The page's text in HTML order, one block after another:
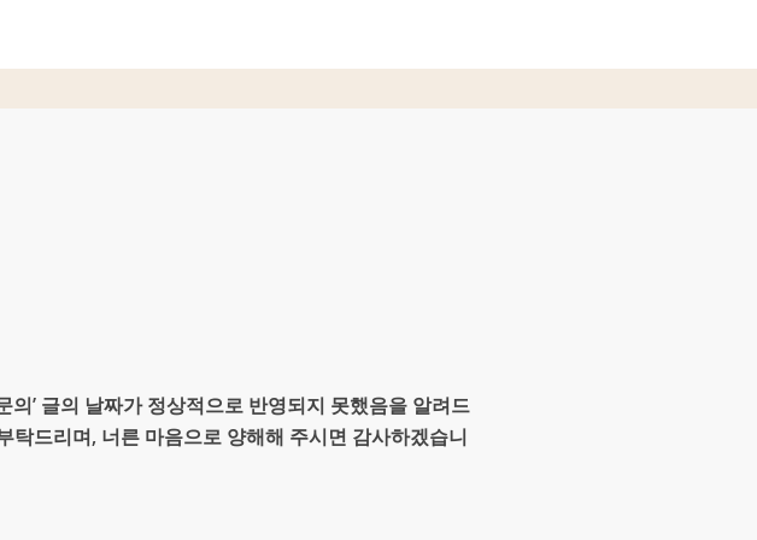
의’ 글의 날짜가 정상적으로 반영되지 못했음을 알려드
드리며, 너른 마음으로 양해해 주시면 감사하겠습니